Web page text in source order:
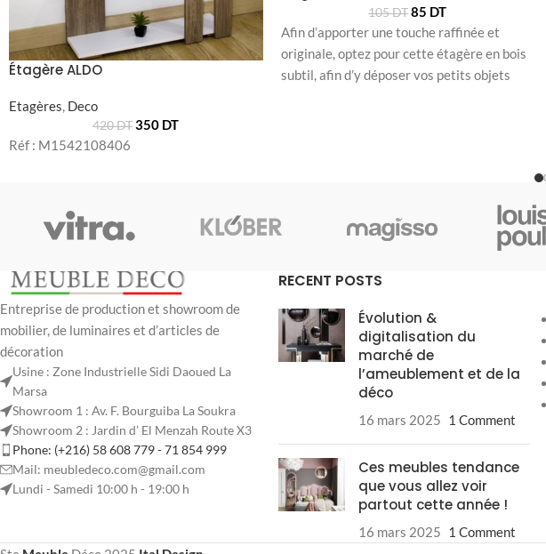
Étagère ALDO
Etagères Deco
420DT 350 DT
Réf : M1542108406
105DT 85 DT
Afin d’apporter une touche raffinée et
originale, optez pour cette étagère en bois
subtil, afin d’y déposer vos petits objets
Entreprise de production et showroom de
mobilier, de luminaires et d’articles de
décoration
Usine : Zone Industrielle Sidi Daoued La
Marsa
Showroom 1 : Av. F. Bourguiba La Soukra
Showroom 2 : Jardin d’ El Menzah Route X3
Phone: (+216) 58 608 779 - 71 854 999
Mail: meubledeco.com@gmail.com
Lundi - Samedi 10:00 h - 19:00 h
RECENT POSTS
Évolution &
digitalisation du
marché de
l’ameublement et de la
déco
16 mars 2025 1 Comment
Ces meubles tendance
que vous allez voir
partout cette année !
16 mars 2025 1 Comment